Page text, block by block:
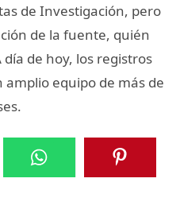
de Investigación, pero
de la fuente, quién
de hoy, los registros
equipo de más de